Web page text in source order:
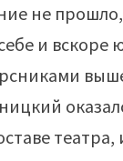
не
и вскоре